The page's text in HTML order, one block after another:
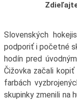
Slovenských
podporiť i početné
hodín pred
Čižovka začali
farbách
skupinky zmenili na